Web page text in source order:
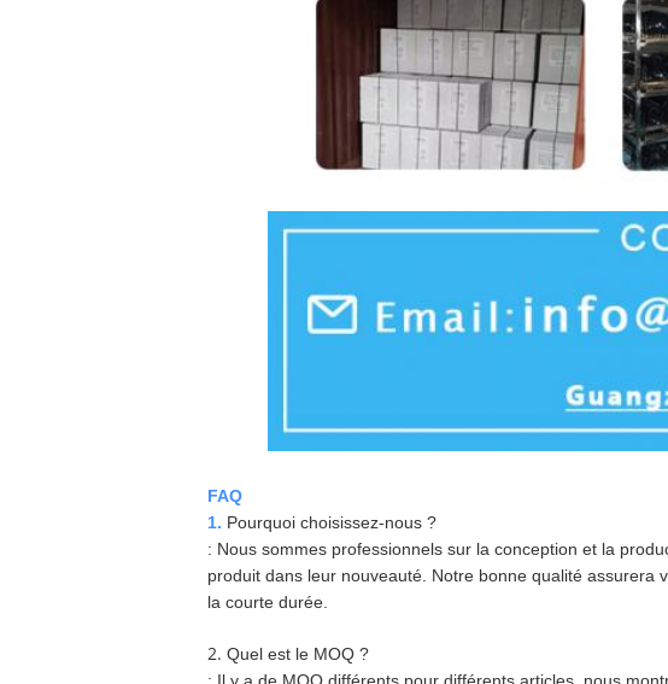
FAQ
1. Pourquoi choisissez-nous ?
: Nous sommes professionnels sur la conception et la
produit dans leur nouveauté. Notre bonne qualité
la courte durée.
2. Quel est le MOQ ?